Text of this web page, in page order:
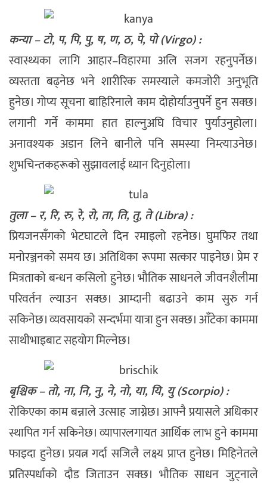
कन्या – टो, प, पि, पु, ष, ण, ठ, पे, पो (Virgo) :
स्वास्थ्यका लागि आहार–विहारमा अलि सजग रहनुपर्नेछ।
व्यस्तता बढ्नेछ भने शारीरिक समस्याले कमजोरी अनुभूति
हुनेछ। गोप्य सूचना बाहिरिनाले काम दोहोर्याउनुपर्ने हुन सक्छ।
लगानी गर्ने काममा हात हाल्नुअघि विचार पुर्याउनुहोला।
अनावश्यक अडान लिने बानीले पनि समस्या निम्त्याउनेछ।
शुभचिन्तकहरूको सुझावलाई ध्यान दिनुहोला।
तुला – र, रि, रु, रे, रो, ता, ति, तु, ते (Libra) :
प्रियजनसँगको भेटघाटले दिन रमाइलो रहनेछ। घुमफिर तथा
मनोरञ्जनको समय छ। अतिथिका रूपमा सत्कार पाइनेछ। प्रेम र
मित्रताको बन्धन कसिलो हुनेछ। भौतिक साधनले जीवनशैलीमा
परिवर्तन ल्याउन सक्छ। आम्दानी बढाउने काम सुरु गर्न
सकिनेछ। व्यवसायको सन्दर्भमा यात्रा हुन सक्छ। आँटेका काममा
साथीभाइबाट सहयोग मिल्नेछ।
बृश्चिक – तो, ना, नि, नु, ने, नो, या, यि, यु (Scorpio) :
रोकिएका काम बन्नाले उत्साह जाग्नेछ। आफ्नै प्रयासले अधिकार
स्थापित गर्न सकिनेछ। व्यापारलगायत आर्थिक लाभ हुने काममा
फाइदा हुनेछ। प्रयत्न गर्दा सजिलै लक्ष्य प्राप्त हुनेछ। मिहिनेतले
प्रतिस्पर्धाको दौड जिताउन सक्छ। भौतिक साधन जुट्नाले